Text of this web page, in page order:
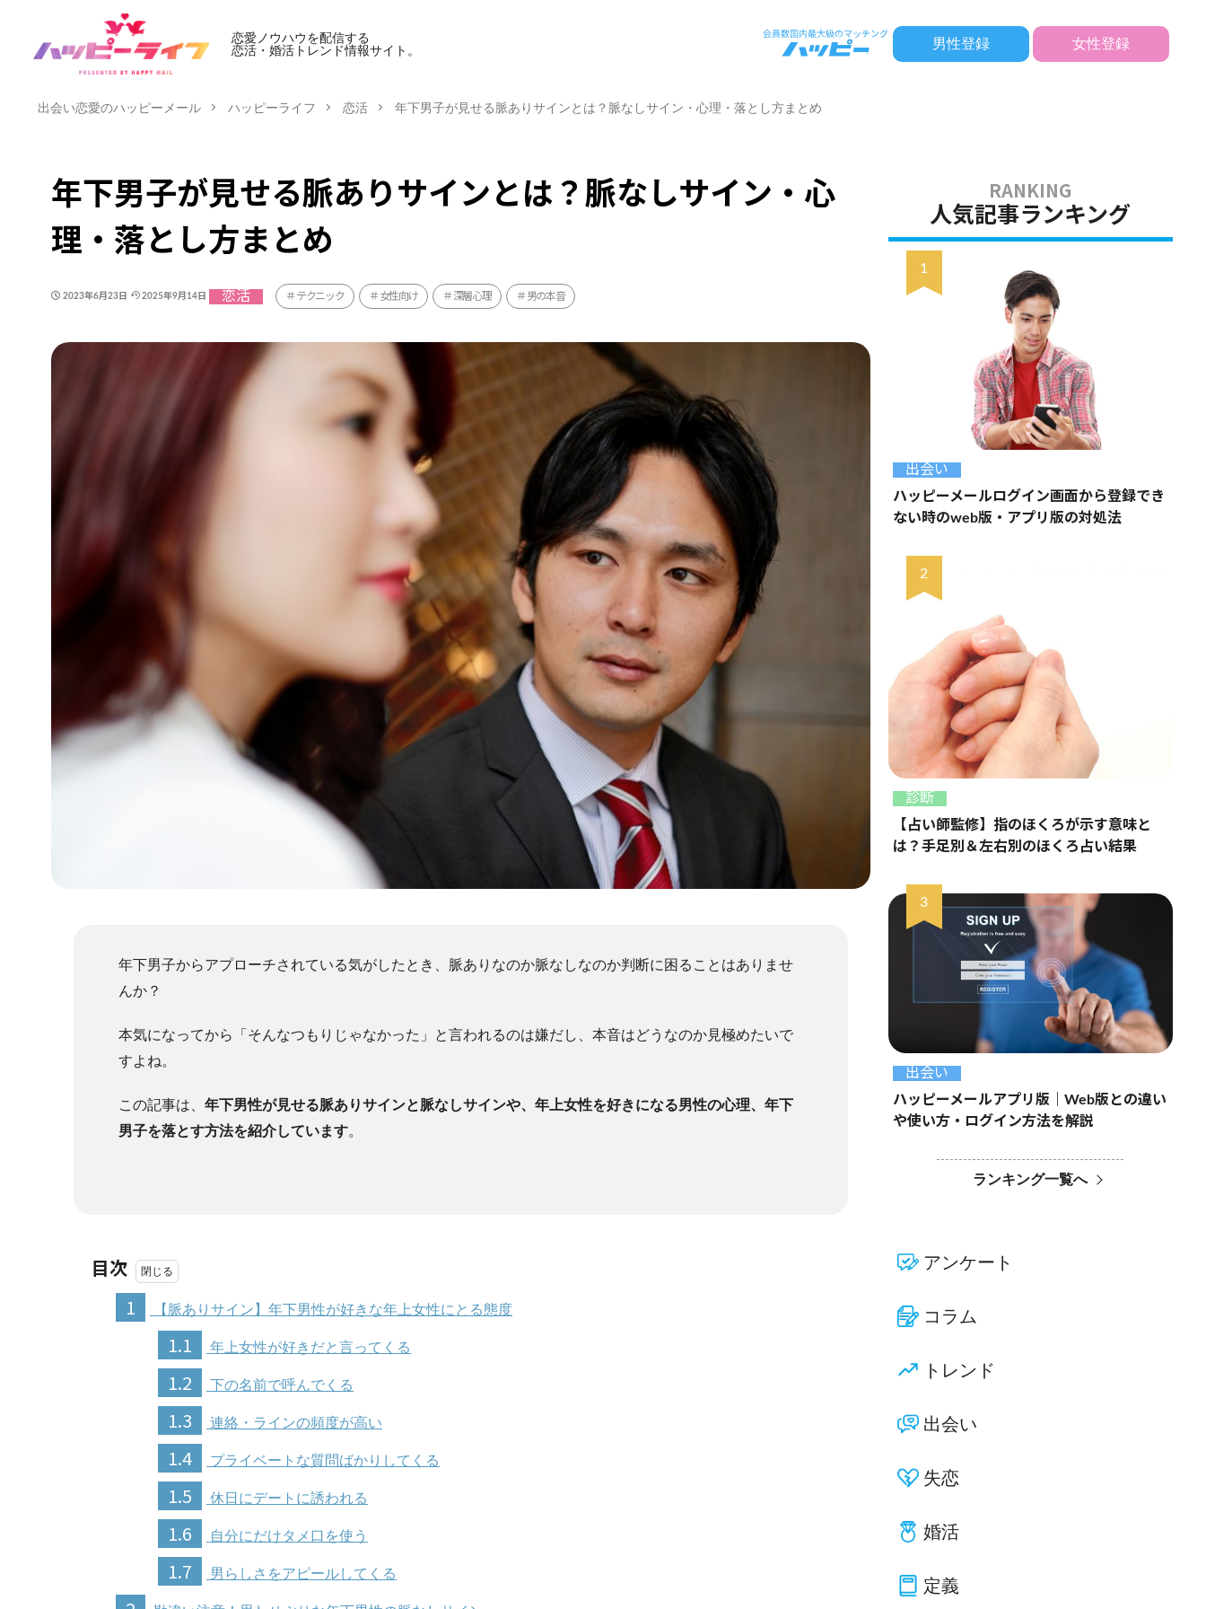
恋愛ノウハウを配信する
恋活・婚活トレンド情報サイト。
男性登録 女性登録
出会い恋愛のハッピーメール ハッピーライフ 恋活 年下男子が見せる脈ありサインとは？脈なしサイン・心理・落とし方まとめ
年下男子が見せる脈ありサインとは？脈なしサイン・心
理・落とし方まとめ
2023年6月23日 2025年9月14日 恋活 テクニック 女性向け 深層心理 男の本音
年下男子からアプローチされている気がしたとき、脈ありなのか脈なしなのか判断に困ることはありませ
んか？
本気になってから「そんなつもりじゃなかった」と言われるのは嫌だし、本音はどうなのか見極めたいで
すよね。
この記事は、 年下男性が見せる脈ありサインと脈なしサインや、年上女性を好きになる男性の心理、年下
男子を落とす方法を紹介しています。
目次
1
【脈ありサイン】年下男性が好きな年上女性にとる態度
1.1 年上女性が好きだと言ってくる
1.2 下の名前で呼んでくる
1.3 連絡・ラインの頻度が高い
1.4 プライベートな質問ばかりしてくる
1.5 休日にデートに誘われる
1.6 自分にだけタメ口を使う
1.7 男らしさをアピールしてくる
人気記事ランキング
出会い
ハッピーメールログイン画面から登録でき
ない時のweb版・アプリ版の対処法
診断
【占い師監修】指のほくろが示す意味と
は？手足別＆左右別のほくろ占い結果
出会い
ハッピーメールアプリ版｜Web版との違い
や使い方・ログイン方法を解説
ランキング一覧へ
アンケート
コラム
トレンド
出会い
失恋
婚活
定義